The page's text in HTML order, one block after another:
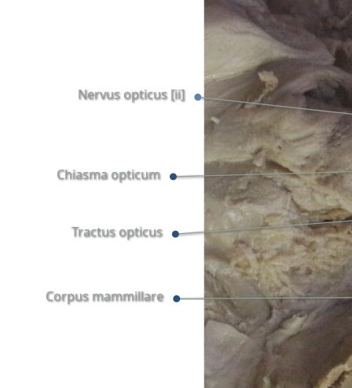
Chiasma opticum
Tractus opticus
Nervus opticus [ii]
Corpus mammillare